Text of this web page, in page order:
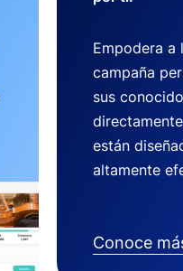
Empodera a
campaña
sus
están
altamente
Conoce